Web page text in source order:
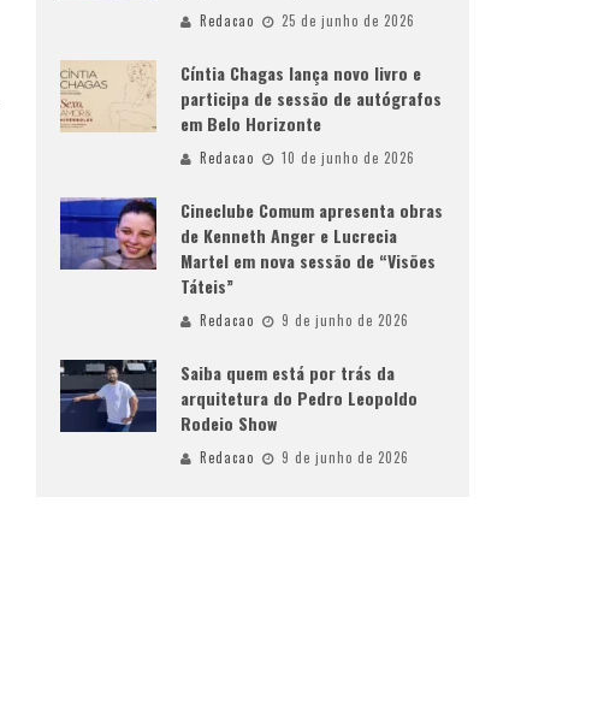
Redacao 25 de junho de 2026
Cíntia Chagas lança novo livro e
participa de sessão de autógrafos
em Belo Horizonte
Redacao 10 de junho de 2026
Cineclube Comum apresenta obras
de Kenneth Anger e Lucrecia
Martel em nova sessão de “Visões
Táteis”
Redacao 9 de junho de 2026
Saiba quem está por trás da
arquitetura do Pedro Leopoldo
Rodeio Show
Redacao 9 de junho de 2026